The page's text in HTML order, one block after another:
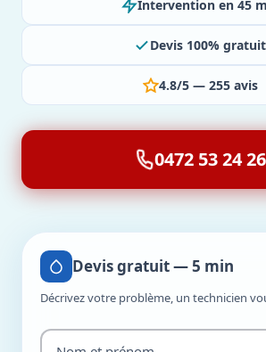
Intervention en 45
Devis 100% gratuit
4.8/5 — 255 avis
0472 53 24 26
Devis gratuit — 5 min
Décrivez votre problème, un technicien